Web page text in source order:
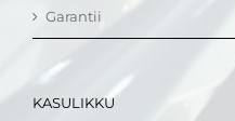
Garantii
KASULIKKU